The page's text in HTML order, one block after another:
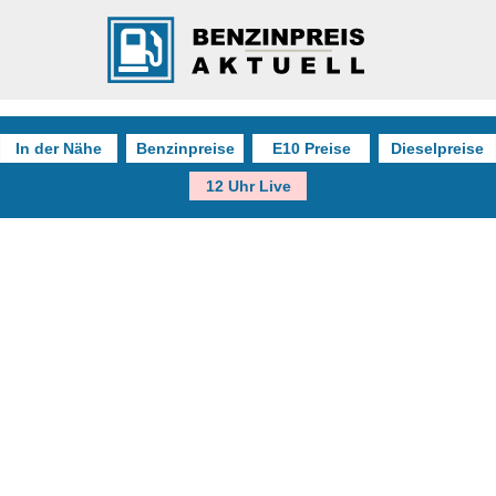
In der Nähe Benzinpreise E10 Preise Dieselpreise
12 Uhr Live